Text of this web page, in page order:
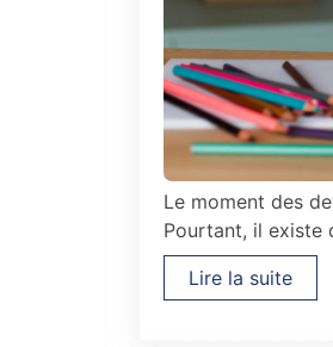
Le moment des
Pourtant, il existe
Lire la suite